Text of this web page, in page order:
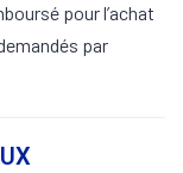
pour l’achat
par